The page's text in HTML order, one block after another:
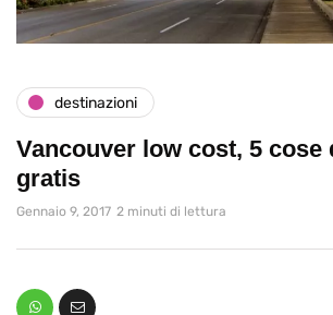
destinazioni
Vancouver low cost, 5 cose
gratis
Gennaio 9, 2017 2 minuti di lettura